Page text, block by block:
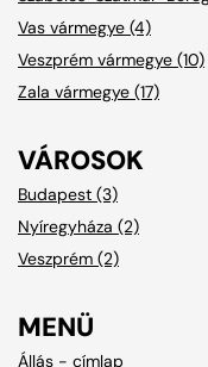
Vas vármegye (4)
Veszprém vármegye (10)
Zala vármegye (17)
VÁROSOK
Budapest (3)
Nyíregyháza (2)
Veszprém (2)
MENÜ
Állás - címlap